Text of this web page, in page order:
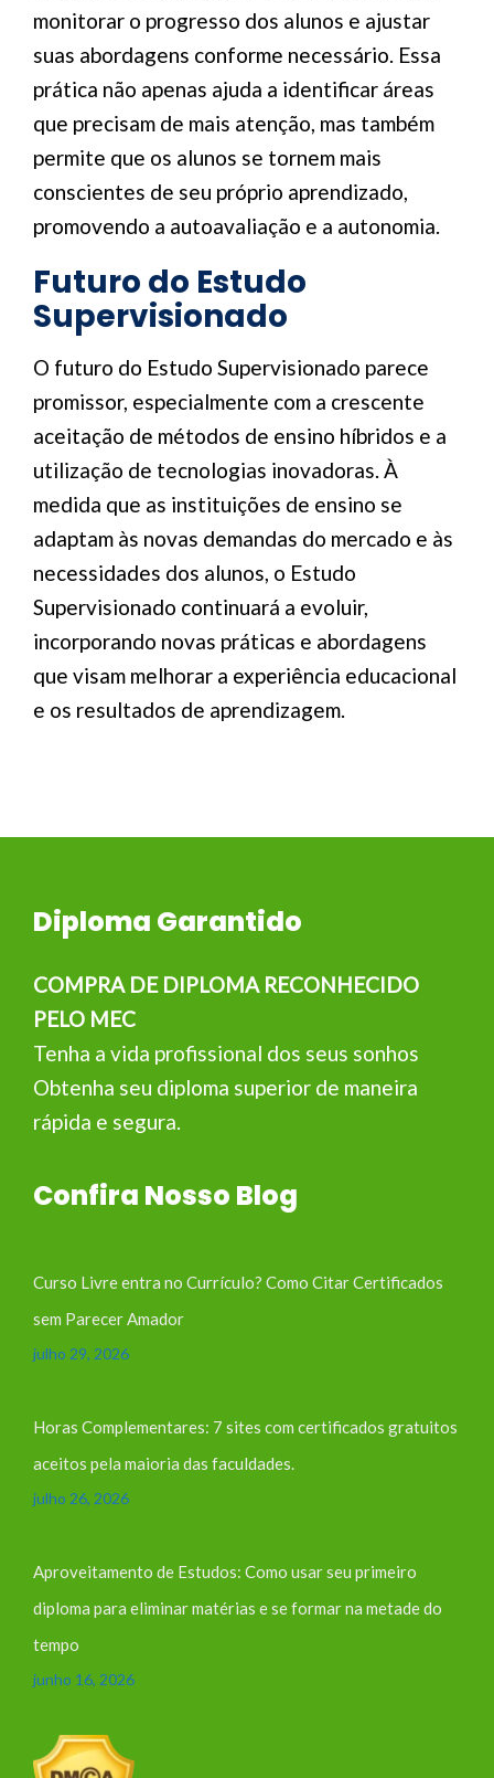
monitorar o progresso dos alunos e ajustar
suas abordagens conforme necessário. Essa
prática não apenas ajuda a identificar áreas
que precisam de mais atenção, mas também
permite que os alunos se tornem mais
conscientes de seu próprio aprendizado,
promovendo a autoavaliação e a autonomia.
Futuro do Estudo
Supervisionado
O futuro do Estudo Supervisionado parece
promissor, especialmente com a crescente
aceitação de métodos de ensino híbridos e a
utilização de tecnologias inovadoras. À
medida que as instituições de ensino se
adaptam às novas demandas do mercado e às
necessidades dos alunos, o Estudo
Supervisionado continuará a evoluir,
incorporando novas práticas e abordagens
que visam melhorar a experiência educacional
e os resultados de aprendizagem.
Diploma Garantido
COMPRA DE DIPLOMA RECONHECIDO
PELO MEC
Tenha a vida profissional dos seus sonhos
Obtenha seu diploma superior de maneira
rápida e segura.
Confira Nosso Blog
Curso Livre entra no Currículo? Como Citar Certificados
sem Parecer Amador
julho 29, 2026
Horas Complementares: 7 sites com certificados gratuitos
aceitos pela maioria das faculdades.
julho 26, 2026
Aproveitamento de Estudos: Como usar seu primeiro
diploma para eliminar matérias e se formar na metade do
tempo
junho 16, 2026